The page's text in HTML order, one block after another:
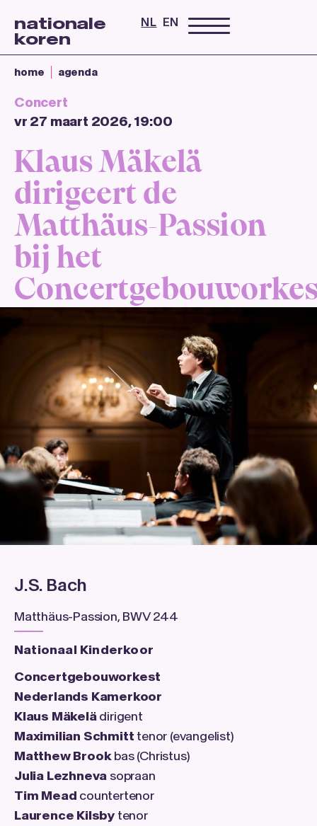
nationale
koren
NL EN
home agenda
Concert
vr 27 maart 2026, 19:00
Klaus Mäkelä
dirigeert de
Matthäus-Passion
bij het
J.S. Bach
Matthäus-Passion, BWV 244
Nationaal Kinderkoor
Concertgebouworkest
Nederlands Kamerkoor
Klaus Mäkelädirigent
Maximilian Schmitt tenor (evangelist)
Matthew Brookbas (Christus)
Julia Lezhneva sopraan
Tim Mead countertenor
Laurence Kilsby tenor